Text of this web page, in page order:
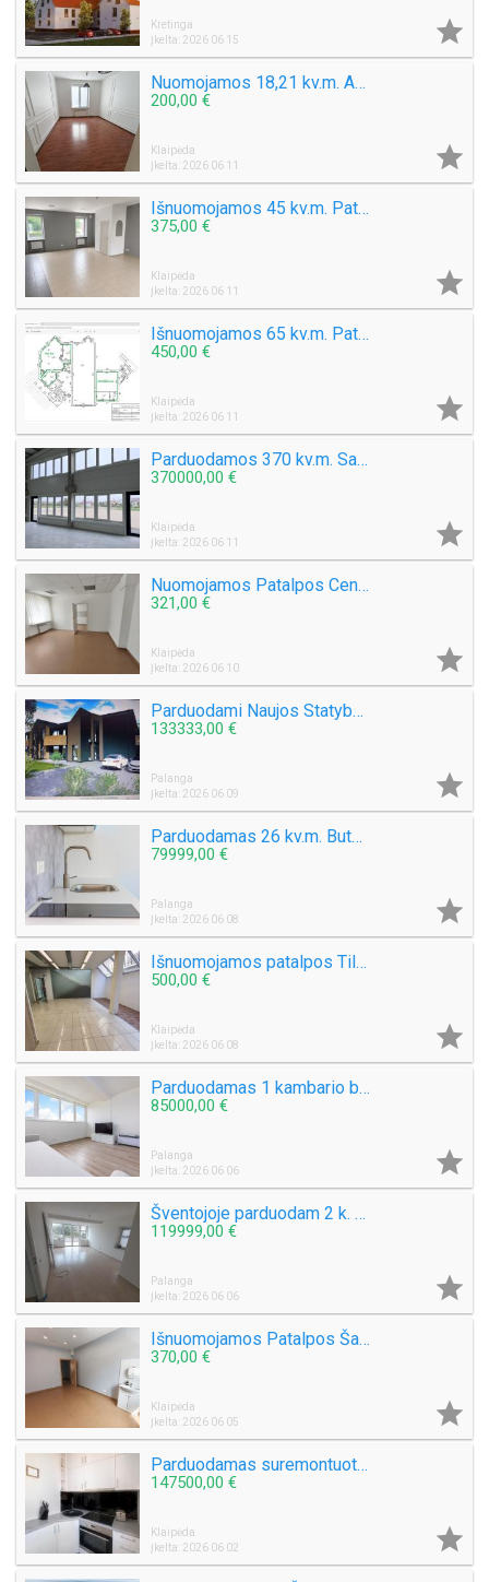
Kretinga
Įkelta: 2026 06 15

Nuomojamos 18,21 kv.m. Administracinės patalpos centre Šaulių g. Klaipėdoje
200,00 €
Klaipėda
Įkelta: 2026 06 11

Išnuomojamos 45 kv.m. Patalpos Debreceno g. Pirmame aukšte.
375,00 €
Klaipėda
Įkelta: 2026 06 11

Išnuomojamos 65 kv.m. Patalpos Debreceno g. Pirmame aukšte.
450,00 €
Klaipėda
Įkelta: 2026 06 11

Parduodamos 370 kv.m. Sandėliavimo – Komercinės patalpos Klaipėdos raj.
370000,00 €
Klaipėda
Įkelta: 2026 06 11

Nuomojamos Patalpos Centre Šaulių g. Tinka grožio procedūroms, masažas, ofisams.
321,00 €
Klaipėda
Įkelta: 2026 06 10

Parduodami Naujos Statybos Butai Šventojoje Šventosios g. Su daline apdaila. Dujinis šildymas
133333,00 €
Palanga
Įkelta: 2026 06 09

Parduodamas 26 kv.m. Butas Šventojoje Mokyklos g. Kaina 79 999
79999,00 €
Palanga
Įkelta: 2026 06 08

Išnuomojamos patalpos Tiltų g. Klaipėdoje, senamiestyje
500,00 €
Klaipėda
Įkelta: 2026 06 08

Parduodamas 1 kambario butas Šventojoje Mokyklos g. 40
85000,00 €
Palanga
Įkelta: 2026 06 06

Šventojoje parduodam 2 k. 55 kv.m. Butas su TERASA Mokyklos g. 1 aukštas
119999,00 €
Palanga
Įkelta: 2026 06 06

Išnuomojamos Patalpos Šaulių g., tinkamos grožio - paslaugų - procedūroms - ofisui
370,00 €
Klaipėda
Įkelta: 2026 06 05

Parduodamas suremontuotas, jaukus ir šviesus 2 kambarių butas S. Daukanto g. 46,70 kv.m.
147500,00 €
Klaipėda
Įkelta: 2026 06 02
